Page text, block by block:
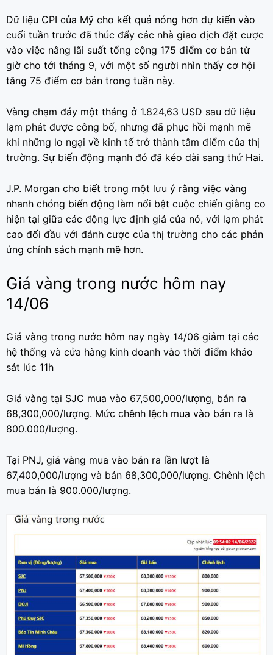
Dữ liệu CPI của Mỹ cho kết quả nóng hơn dự kiến ​​vào
cuối tuần trước đã thúc đẩy các nhà giao dịch đặt cược
vào việc nâng lãi suất tổng cộng 175 điểm cơ bản từ
giờ cho tới tháng 9, với một số người nhìn thấy cơ hội
tăng 75 điểm cơ bản trong tuần này.
Vàng chạm đáy một tháng ở 1.824,63 USD sau dữ liệu
lạm phát được công bố, nhưng đã phục hồi mạnh mẽ
khi những lo ngại về kinh tế trở thành tâm điểm của thị
trường. Sự biến động mạnh đó đã kéo dài sang thứ Hai.
J.P. Morgan cho biết trong một lưu ý rằng việc vàng
nhanh chóng biến động làm nổi bật cuộc chiến giằng co
hiện tại giữa các động lực định giá của nó, với lạm phát
cao đối đầu với đánh cược của thị trường cho các phản
ứng chính sách mạnh mẽ hơn.
Giá vàng trong nước hôm nay
14/06
Giá vàng trong nước hôm nay ngày 14/06 giảm tại các
hệ thống và cửa hàng kinh doanh vào thời điểm khảo
sát lúc 11h
Giá vàng tại SJC mua vào 67,500,000/lượng, bán ra
68,300,000/lượng. Mức chênh lệch mua vào bán ra là
800.000/lượng.
Tại PNJ, giá vàng mua vào bán ra lần lượt là
67,400,000/lượng và bán 68,300,000/lượng. Chênh lệch
mua bán là 900.000/lượng.